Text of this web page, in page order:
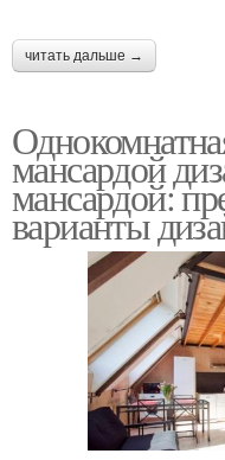
читать дальше →
мансардой
мансардой:
варианты